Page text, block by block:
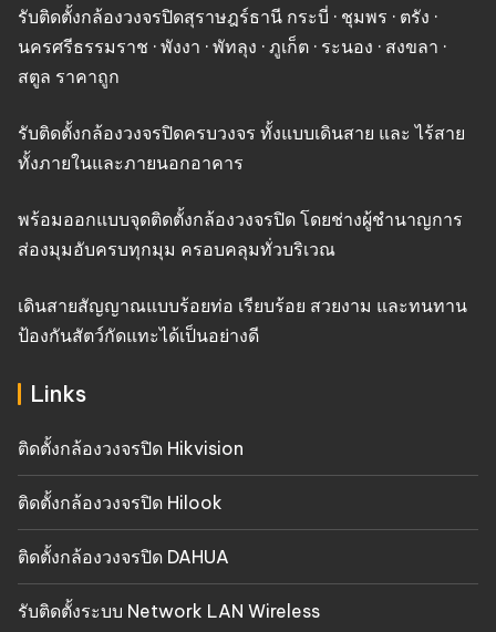
รับติดตั้งกล้องวงจรปิดสุราษฎร์ธานี กระบี่ · ชุมพร · ตรัง ·
นครศรีธรรมราช · พังงา · พัทลุง · ภูเก็ต · ระนอง · สงขลา ·
สตูล ราคาถูก
รับติดตั้งกล้องวงจรปิดครบวงจร ทั้งแบบเดินสาย และ ไร้สาย
ทั้งภายในและภายนอกอาคาร
พร้อมออกแบบจุดติดตั้งกล้องวงจรปิด โดยช่างผู้ชำนาญการ
ส่องมุมอับครบทุกมุม ครอบคลุมทั่วบริเวณ
เดินสายสัญญาณแบบร้อยท่อ เรียบร้อย สวยงาม และทนทาน
ป้องกันสัตว์กัดแทะได้เป็นอย่างดี
Links
ติดตั้งกล้องวงจรปิด Hikvision
ติดตั้งกล้องวงจรปิด Hilook
ติดตั้งกล้องวงจรปิด DAHUA
รับติดตั้งระบบ Network LAN Wireless